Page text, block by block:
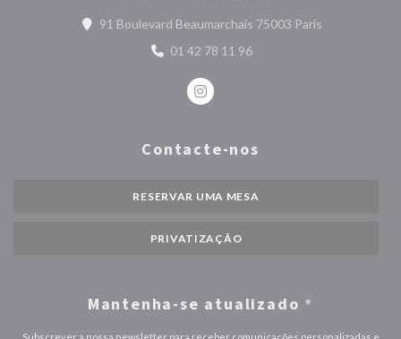
91 Boulevard Beaumarchais 75003 Paris
01 42 78 11 96
Instagram ((abre numa nova
Contacte-nos
RESERVAR UMA MESA
PRIVATIZAÇÃO
Mantenha-se atualizado *
Subscrever a nossa newsletter para receber comunicações personalizadas e